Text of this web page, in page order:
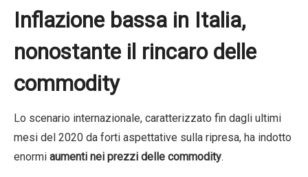
Inflazione bassa in Italia,
nonostante il rincaro delle
commodity
Lo scenario internazionale, caratterizzato fin dagli ultimi
mesi del 2020 da forti aspettative sulla ripresa, ha indotto
enormi aumenti nei prezzi delle commodity.